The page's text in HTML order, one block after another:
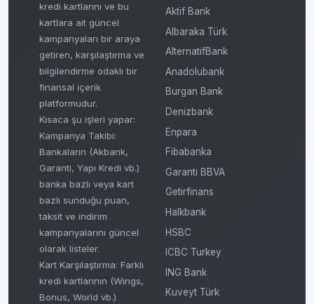
kredi kartlarını ve bu
kartlara ait güncel
kampanyaları bir araya
getiren, karşılaştırma ve
bilgilendirme odaklı bir
finansal içerik
platformudur.
Kısaca şu işleri yapar:
Kampanya Takibi:
Bankaların (Akbank,
Garanti, Yapı Kredi vb.)
banka bazlı veya kart
bazlı sunduğu puan,
taksit ve indirim
kampanyalarını güncel
olarak listeler.
Kart Karşılaştırma: Farklı
kredi kartlarının (Wings,
Bonus, World vb.)
Aktif Bank
Albaraka Türk
AlternatifBank
Anadolubank
Burgan Bank
Denizbank
Enpara
Fibabanka
Garanti BBVA
Getirfinans
Halkbank
HSBC
ICBC Turkey
ING Bank
Kuveyt Türk